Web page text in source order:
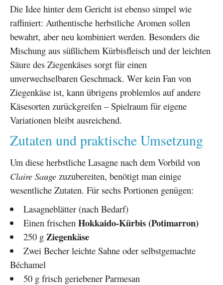
Die Idee hinter dem Gericht ist ebenso simpel wie
raffiniert: Authentische herbstliche Aromen sollen
bewahrt, aber neu kombiniert werden. Besonders die
Mischung aus süßlichem Kürbisfleisch und der leichten
Säure des Ziegenkäses sorgt für einen
unverwechselbaren Geschmack. Wer kein Fan von
Ziegenkäse ist, kann übrigens problemlos auf andere
Käsesorten zurückgreifen – Spielraum für eigene
Variationen bleibt ausreichend.
Zutaten und praktische Umsetzung
Um diese herbstliche Lasagne nach dem Vorbild von
Claire Sauge zuzubereiten, benötigt man einige
wesentliche Zutaten. Für sechs Portionen genügen:
Lasagneblätter (nach Bedarf)
Einen frischen Hokkaido-Kürbis (Potimarron)
250 g Ziegenkäse
Zwei Becher leichte Sahne oder selbstgemachte
Béchamel
50 g frisch geriebener Parmesan